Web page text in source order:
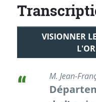
VISIONNER
M. Jean-